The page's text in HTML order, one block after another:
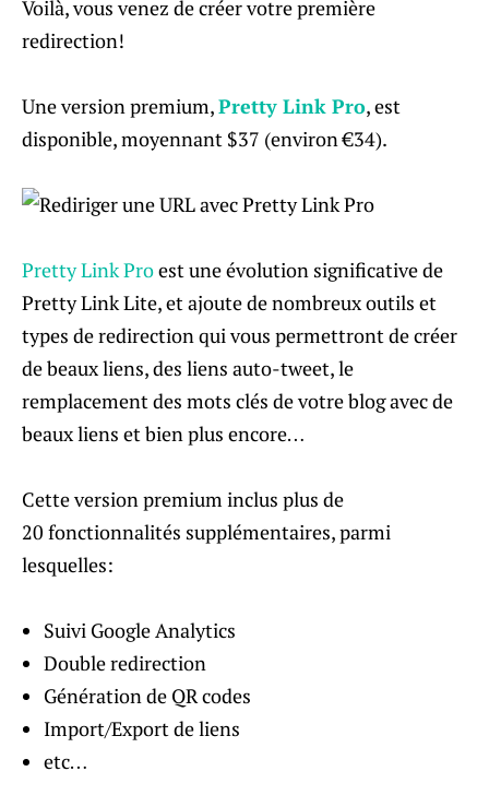
Voilà, vous venez de créer votre première
redirection!
Une version premium,Pretty Link Pro, est
disponible, moyennant $37 (environ €34).
Pretty Link Proest une évolution significative de
Pretty Link Lite, et ajoute de nombreux outils et
types de redirection qui vous permettront de créer
de beaux liens, des liens auto-tweet, le
remplacement des mots clés de votre blog avec de
beaux liens et bien plus encore…
Cette version premium inclus plus de
20 fonctionnalités supplémentaires, parmi
lesquelles:
Suivi Google Analytics
Double redirection
Génération de QR codes
Import/Export de liens
etc…